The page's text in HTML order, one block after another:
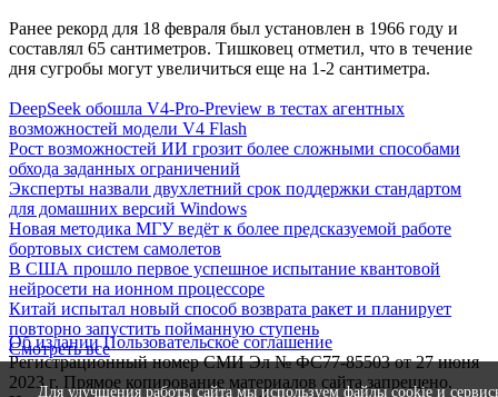
Ранее рекорд для 18 февраля был установлен в 1966 году и
составлял 65 сантиметров. Тишковец отметил, что в течение
дня сугробы могут увеличиться еще на 1-2 сантиметра.
DeepSeek обошла V4-Pro-Preview в тестах агентных
возможностей модели V4 Flash
Рост возможностей ИИ грозит более сложными способами
обхода заданных ограничений
Эксперты назвали двухлетний срок поддержки стандартом
для домашних версий Windows
Новая методика МГУ ведёт к более предсказуемой работе
бортовых систем самолетов
В США прошло первое успешное испытание квантовой
нейросети на ионном процессоре
Китай испытал новый способ возврата ракет и планирует
повторно запустить пойманную ступень
Смотреть все
Об издании Пользовательское соглашение
Регистрационный номер СМИ Эл № ФС77-85503 от 27 июня
2023 г. Прямое копирование материалов сайта запрещено.
Для улучшения работы сайта мы используем файлы cookie и